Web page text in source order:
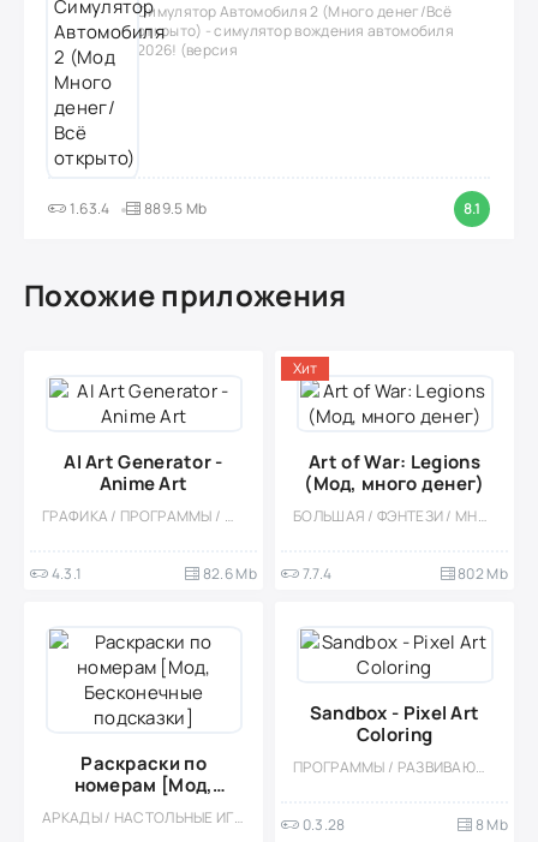
Симулятор Автомобиля 2 (Много денег/Всё
открыто) - симулятор вождения автомобиля
2026! (версия
1.63.4 889.5 Mb 8.1
Похожие приложения
AI Art Generator -
Anime Art
ГРАФИКА / ПРОГРАММЫ / МОД
4.3.1 82.6 Mb
Art of War: Legions
(Мод, много денег)
БОЛЬШАЯ / ФЭНТЕЗИ / МНОГОПОЛЬЗОВАТЕЛЬСКАЯ / СОРЕВНОВАТЕЛЬНАЯ / СТРАТЕГИИ / ТАКТИЧЕСКИЕ / ОДНОПОЛЬЗОВАТЕЛЬСКИЕ / СТИЛИЗАЦИЯ
7.7.4 802 Mb
Хит
Раскраски по
номерам [Мод,
Бесконечные
подсказки]
АРКАДЫ / НАСТОЛЬНЫЕ ИГРЫ / КАЗУАЛЬНЫЕ / ОДНОПОЛЬЗОВАТЕЛЬСКИЕ / СТИЛИЗАЦИЯ / ОФЛАЙН / МАЛЕНЬКАЯ / МОД
Sandbox - Pixel Art
Coloring
ПРОГРАММЫ / РАЗВИВАЮЩИЕ / РАЗВЛЕЧЕНИЯ / ДЛЯ ДЕТЕЙ / ДЛЯ ВСЕЙ СЕМЬИ
0.3.28 8 Mb